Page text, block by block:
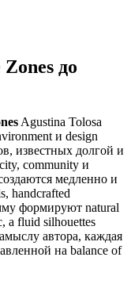
до
Agustina Tolosa
и design
известных долгой и
community и
медленно и
handcrafted
формируют natural
а fluid silhouettes
автора, каждая
на balance of